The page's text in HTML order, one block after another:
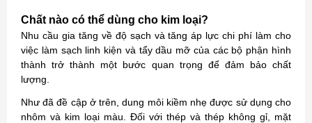
Chất nào có thể dùng cho kim loại?
Nhu cầu gia tăng về độ sạch và tăng áp lực chi phí làm cho
việc làm sạch linh kiện và tẩy dầu mỡ của các bộ phận hình
thành trở thành một bước quan trọng để đảm bảo chất
lượng.
Như đã đề cập ở trên, dung môi kiềm nhẹ được sử dụng cho
nhôm và kim loại màu. Đối với thép và thép không gỉ, mặt